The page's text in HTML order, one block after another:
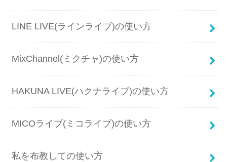
LINE LIVE(ラインライブ)の使い方
MixChannel(ミクチャ)の使い方
HAKUNA LIVE(ハクナライブ)の使い方
MICOライブ(ミコライブ)の使い方
私を布教しての使い方